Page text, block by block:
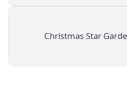
Christmas Star